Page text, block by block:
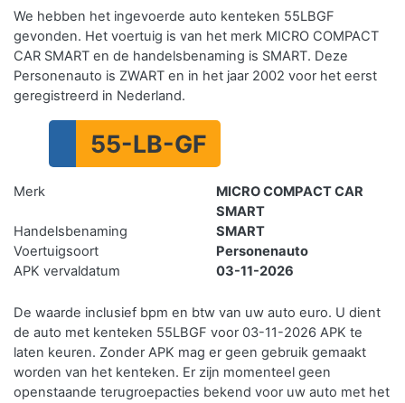
We hebben het ingevoerde auto kenteken 55LBGF
gevonden. Het voertuig is van het merk MICRO COMPACT
CAR SMART en de handelsbenaming is SMART. Deze
Personenauto is ZWART en in het jaar 2002 voor het eerst
geregistreerd in Nederland.
55-LB-GF
Merk
MICRO COMPACT CAR
SMART
Handelsbenaming
SMART
Voertuigsoort
Personenauto
APK vervaldatum
03-11-2026
De waarde inclusief bpm en btw van uw auto euro. U dient
de auto met kenteken 55LBGF voor 03-11-2026 APK te
laten keuren. Zonder APK mag er geen gebruik gemaakt
worden van het kenteken. Er zijn momenteel geen
openstaande terugroepacties bekend voor uw auto met het